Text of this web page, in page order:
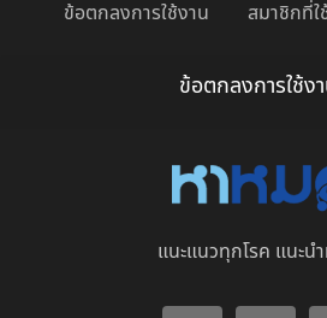
ข้อตกลงการใช้งาน สมาชิกที่
ข้อตกลงการใช้ง
แนะแนวทุกโรค แนะน